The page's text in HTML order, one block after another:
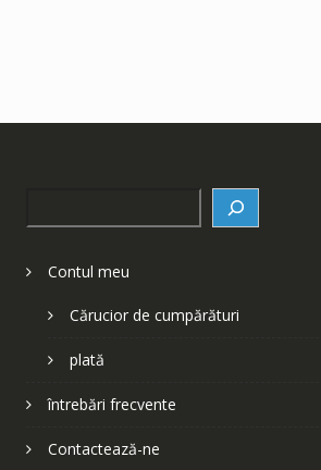
Contul meu
Cărucior de cumpărături
plată
întrebări frecvente
Contactează-ne